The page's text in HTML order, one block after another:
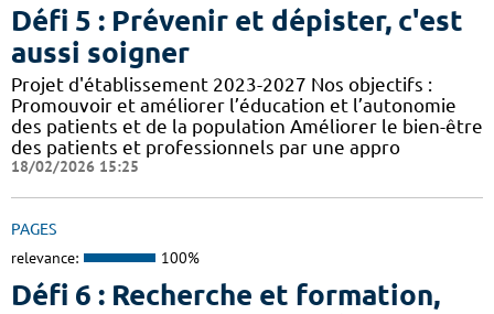
Défi 5 : Prévenir et dépister, c'est
aussi soigner
Projet d'établissement 2023-2027 Nos objectifs :
Promouvoir et améliorer l’éducation et l’autonomie
des patients et de la population Améliorer le bien-être
des patients et professionnels par une appro
18/02/2026 15:25
PAGES
relevance: 100%
Défi 6 : Recherche et formation,